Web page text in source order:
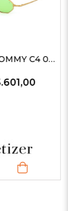
₺12.264,00